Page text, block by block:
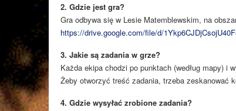
2. Gdzie jest gra?
Gra odbywa się w Lesie Matemblewskim, na
https://drive.google.com/file/d/
3. Jakie są zadania w grze?
Każda ekipa chodzi po punktach (według mapy) i
Żeby otworzyć treść zadania, trzeba zeskanować
4. Gdzie wysyłać zrobione zadania?